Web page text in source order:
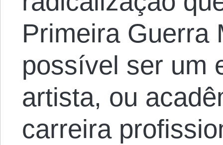
Primeira Guerra
possível ser um
artista, ou
carreira